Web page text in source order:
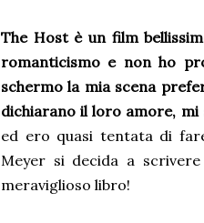
The Host è un film
romanticismo e non ho
schermo la mia scena
dichiarano il loro amore, mi
ed ero quasi tentata di fare il bis! Adesso, spero con tutto il cuore,che la
Meyer si decida a
meraviglioso libro!